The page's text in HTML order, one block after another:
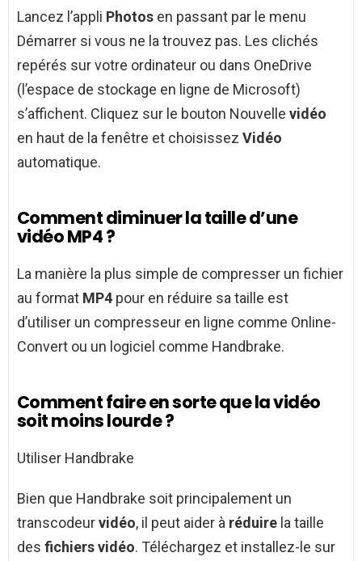
Lancez l’appli Photos en passant par le menu
Démarrer si vous ne la trouvez pas. Les clichés
repérés sur votre ordinateur ou dans OneDrive
(l’espace de stockage en ligne de Microsoft)
s’affichent. Cliquez sur le bouton Nouvelle vidéo
en haut de la fenêtre et choisissez Vidéo
automatique.
Comment diminuer la taille d’une
vidéo MP4 ?
La manière la plus simple de compresser un fichier
au format MP4 pour en réduire sa taille est
d’utiliser un compresseur en ligne comme Online-
Convert ou un logiciel comme Handbrake.
Comment faire en sorte que la vidéo
soit moins lourde ?
Utiliser Handbrake
Bien que Handbrake soit principalement un
transcodeurvidéo, il peut aider à réduire la taille
des fichiers vidéo. Téléchargez et installez-le sur